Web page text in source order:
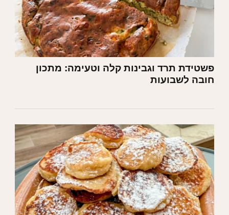
פשטידת תרד וגבינות קלה וטעימה: מתכון
חובה לשבועות